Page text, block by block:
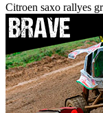
Citroen saxo rallyes